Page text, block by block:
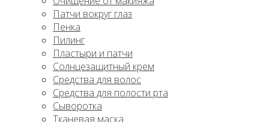
Патчи вокруг глаз
Пенка
Пилинг
Пластыри и патчи
Солнцезащитный крем
Средства для волос
Средства для полости рта
Сыворотка
Тканевая маска